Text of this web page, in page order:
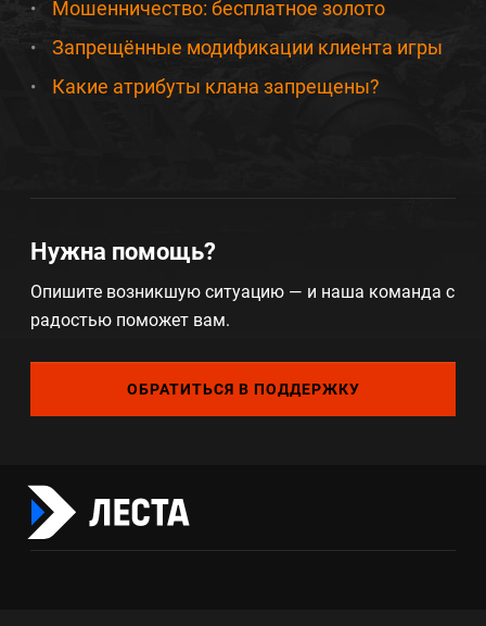
Мошенничество: бесплатное золото
Запрещённые модификации клиента игры
Какие атрибуты клана запрещены?
Нужна помощь?
Опишите возникшую ситуацию — и наша команда с
радостью поможет вам.
ОБРАТИТЬСЯ В ПОДДЕРЖКУ